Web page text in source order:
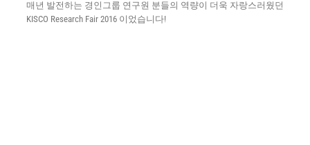
매년 발전하는 경인그룹 연구원 분들의 역량이 더욱 자랑스러웠던
KISCO Research Fair 2016 이었습니다!